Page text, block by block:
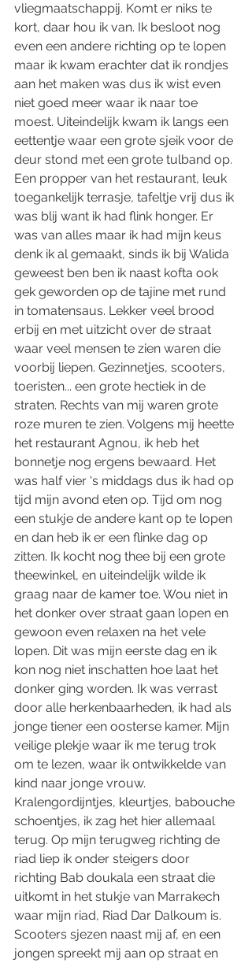
vliegmaatschappij. Komt er niks te
kort, daar hou ik van. Ik besloot nog
even een andere richting op te lopen
maar ik kwam erachter dat ik rondjes
aan het maken was dus ik wist even
niet goed meer waar ik naar toe
moest. Uiteindelijk kwam ik langs een
eettentje waar een grote sjeik voor de
deur stond met een grote tulband op.
Een propper van het restaurant, leuk
toegankelijk terrasje, tafeltje vrij dus ik
was blij want ik had flink honger. Er
was van alles maar ik had mijn keus
denk ik al gemaakt, sinds ik bij Walida
geweest ben ben ik naast kofta ook
gek geworden op de tajine met rund
in tomatensaus. Lekker veel brood
erbij en met uitzicht over de straat
waar veel mensen te zien waren die
voorbij liepen. Gezinnetjes, scooters,
toeristen... een grote hectiek in de
straten. Rechts van mij waren grote
roze muren te zien. Volgens mij heette
het restaurant Agnou, ik heb het
bonnetje nog ergens bewaard. Het
was half vier 's middags dus ik had op
tijd mijn avond eten op. Tijd om nog
een stukje de andere kant op te lopen
en dan heb ik er een flinke dag op
zitten. Ik kocht nog thee bij een grote
theewinkel, en uiteindelijk wilde ik
graag naar de kamer toe. Wou niet in
het donker over straat gaan lopen en
gewoon even relaxen na het vele
lopen. Dit was mijn eerste dag en ik
kon nog niet inschatten hoe laat het
donker ging worden. Ik was verrast
door alle herkenbaarheden, ik had als
jonge tiener een oosterse kamer. Mijn
veilige plekje waar ik me terug trok
om te lezen, waar ik ontwikkelde van
kind naar jonge vrouw.
Kralengordijntjes, kleurtjes, babouche
schoentjes, ik zag het hier allemaal
terug. Op mijn terugweg richting de
riad liep ik onder steigers door
richting Bab doukala een straat die
uitkomt in het stukje van Marrakech
waar mijn riad, Riad Dar Dalkoum is.
Scooters sjezen naast mij af, en een
jongen spreekt mij aan op straat en